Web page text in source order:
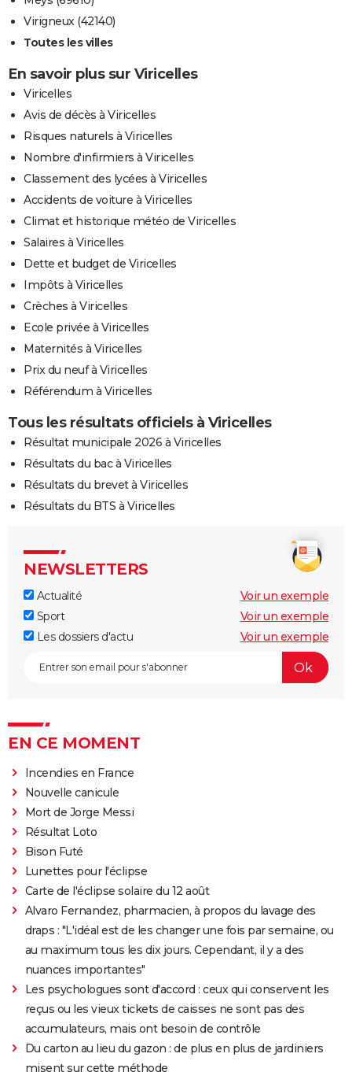
Virigneux (42140)
Toutes les villes
En savoir plus sur Viricelles
Viricelles
Avis de décès à Viricelles
Risques naturels à Viricelles
Nombre d'infirmiers à Viricelles
Classement des lycées à Viricelles
Accidents de voiture à Viricelles
Climat et historique météo de Viricelles
Salaires à Viricelles
Dette et budget de Viricelles
Impôts à Viricelles
Crèches à Viricelles
Ecole privée à Viricelles
Maternités à Viricelles
Prix du neuf à Viricelles
Référendum à Viricelles
Tous les résultats officiels à Viricelles
Résultat municipale 2026 à Viricelles
Résultats du bac à Viricelles
Résultats du brevet à Viricelles
Résultats du BTS à Viricelles
NEWSLETTERS
Actualité
Voir un exemple
Sport
Voir un exemple
Les dossiers d'actu
Voir un exemple
EN CE MOMENT
Incendies en France
Nouvelle canicule
Mort de Jorge Messi
Résultat Loto
Bison Futé
Lunettes pour l'éclipse
Carte de l'éclipse solaire du 12 août
Alvaro Fernandez, pharmacien, à propos du lavage des
draps : "L'idéal est de les changer une fois par semaine, ou
au maximum tous les dix jours. Cependant, il y a des
nuances importantes"
Les psychologues sont d'accord : ceux qui conservent les
reçus ou les vieux tickets de caisses ne sont pas des
accumulateurs, mais ont besoin de contrôle
Du carton au lieu du gazon : de plus en plus de jardiniers
misent sur cette méthode